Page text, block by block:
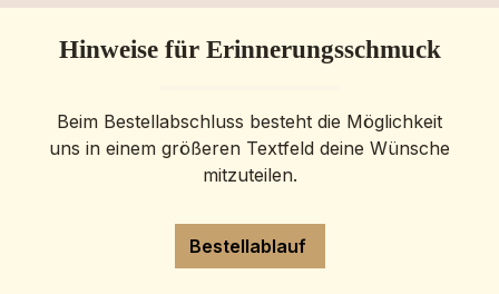
Hinweise für Erinnerungsschmuck
Beim Bestellabschluss besteht die Möglichkeit
uns in einem größeren Textfeld deine Wünsche
mitzuteilen.
Bestellablauf